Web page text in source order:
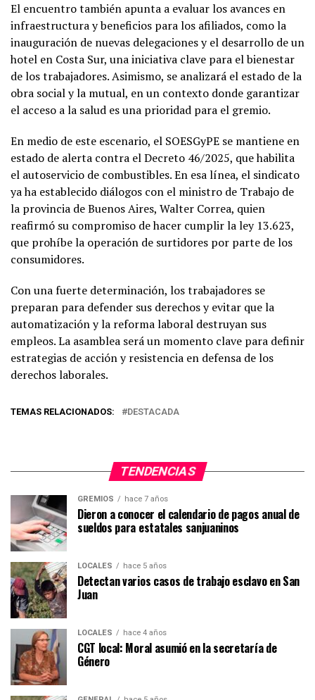
El encuentro también apunta a evaluar los avances en
infraestructura y beneficios para los afiliados, como la
inauguración de nuevas delegaciones y el desarrollo de un
hotel en Costa Sur, una iniciativa clave para el bienestar
de los trabajadores. Asimismo, se analizará el estado de la
obra social y la mutual, en un contexto donde garantizar
el acceso a la salud es una prioridad para el gremio.
En medio de este escenario, el SOESGyPE se mantiene en
estado de alerta contra el Decreto 46/2025, que habilita
el autoservicio de combustibles. En esa línea, el sindicato
ya ha establecido diálogos con el ministro de Trabajo de
la provincia de Buenos Aires, Walter Correa, quien
reafirmó su compromiso de hacer cumplir la ley 13.623,
que prohíbe la operación de surtidores por parte de los
consumidores.
Con una fuerte determinación, los trabajadores se
preparan para defender sus derechos y evitar que la
automatización y la reforma laboral destruyan sus
empleos. La asamblea será un momento clave para definir
estrategias de acción y resistencia en defensa de los
derechos laborales.
TEMAS RELACIONADOS: DESTACADA
TENDENCIAS
GREMIOS hace 7 años
Dieron a conocer el calendario de pagos anual de
sueldos para estatales sanjuaninos
LOCALES hace 5 años
Detectan varios casos de trabajo esclavo en San
Juan
LOCALES hace 4 años
CGT local: Moral asumió en la secretaría de
Género